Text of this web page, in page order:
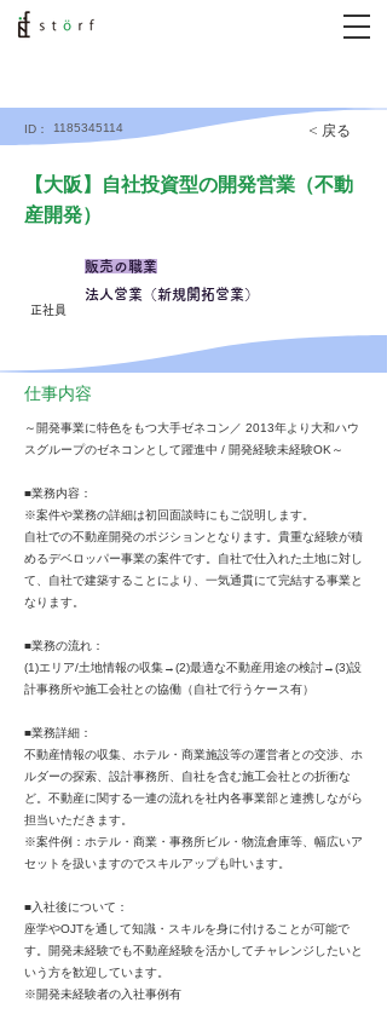
ID： 1185345114 < 戻る
【大阪】自社投資型の開発営業（不動
産開発）
正社員
販売の職業
法人営業（新規開拓営業）
仕事内容
～開発事業に特色をもつ大手ゼネコン／ 2013年より大和ハウ
スグループのゼネコンとして躍進中 / 開発経験未経験OK～
■業務内容：
※案件や業務の詳細は初回面談時にもご説明します。
自社での不動産開発のポジションとなります。貴重な経験が積
めるデベロッパー事業の案件です。自社で仕入れた土地に対し
て、自社で建築することにより、一気通貫にて完結する事業と
なります。
■業務の流れ：
(1)エリア/土地情報の収集→(2)最適な不動産用途の検討→(3)設
計事務所や施工会社との協働（自社で行うケース有）
■業務詳細：
不動産情報の収集、ホテル・商業施設等の運営者との交渉、ホ
ルダーの探索、設計事務所、自社を含む施工会社との折衝な
ど。不動産に関する一連の流れを社内各事業部と連携しながら
担当いただきます。
※案件例：ホテル・商業・事務所ビル・物流倉庫等、幅広いア
セットを扱いますのでスキルアップも叶います。
■入社後について：
座学やOJTを通して知識・スキルを身に付けることが可能で
す。開発未経験でも不動産経験を活かしてチャレンジしたいと
いう方を歓迎しています。
※開発未経験者の入社事例有